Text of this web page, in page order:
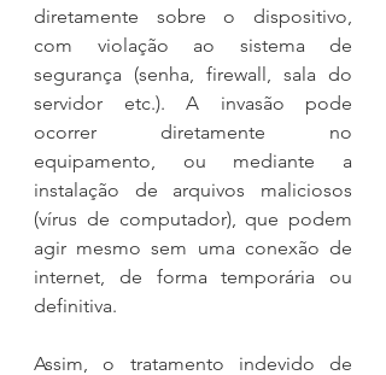
diretamente sobre o dispositivo,
com violação ao sistema de
segurança (senha, firewall, sala do
servidor etc.). A invasão pode
ocorrer diretamente no
equipamento, ou mediante a
instalação de arquivos maliciosos
(vírus de computador), que podem
agir mesmo sem uma conexão de
internet, de forma temporária ou
definitiva.
Assim, o tratamento indevido de